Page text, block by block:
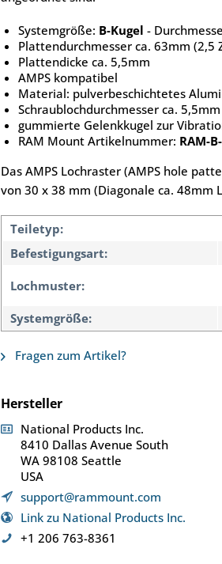
Systemgröße: B-Kugel -
Plattendurchmesser ca. 63mm (2,5
Plattendicke ca. 5,5mm
AMPS kompatibel
Material: pulverbeschichtetes
Schraublochdurchmesser ca. 5,5mm
gummierte Gelenkkugel zur
RAM Mount Artikelnummer: RAM-
Das AMPS Lochraster (AMPS hole
von 30 x 38 mm (Diagonale ca. 48mm
Teiletyp:
Befestigungsart:
Lochmuster:
Systemgröße:
Fragen zum Artikel?
Hersteller
National Products Inc.
8410 Dallas Avenue South
WA 98108 Seattle
USA
support@rammount.com
Link zu National Products Inc.
+1 206 763-8361